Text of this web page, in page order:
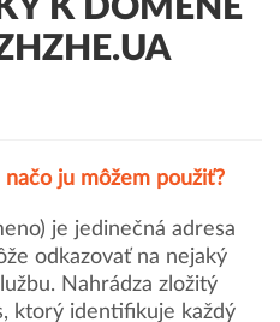
K DOMÉNE
ju môžem použiť?
je jedinečná adresa
odkazovať na nejaký
Nahrádza zložitý
ktorý identifikuje každý